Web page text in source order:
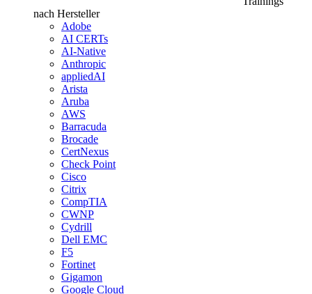
nach Hersteller
Adobe
AI CERTs
AI-Native
Anthropic
appliedAI
Arista
Aruba
AWS
Barracuda
Brocade
CertNexus
Check Point
Cisco
Citrix
CompTIA
CWNP
Cydrill
Dell EMC
F5
Fortinet
Gigamon
Google Cloud